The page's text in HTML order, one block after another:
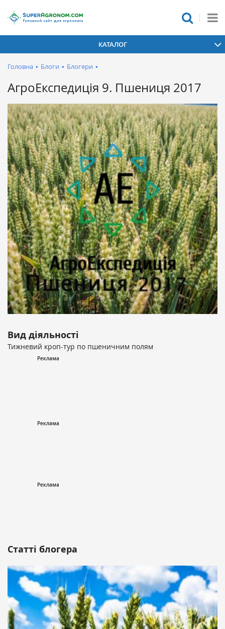
КАТАЛОГ
Головна • Блоги • Блогери •
АгроЕкспедиція 9. Пшениця 2017
Вид діяльності
Тижневий кроп-тур по пшеничним полям
Статті блогера